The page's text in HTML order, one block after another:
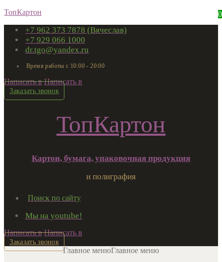
ТопКартон
+7 962 373 7878 (Вячеслав)
+7 929 066 1000
dr.tgo@yandex.ru
Время работы с 10:00 - 20:00
Написать в Написать в
Заказать звонок
ТопКартон
Картон, бумага, упаковочная продукция
и полиграфия
Поиск по сайту
Мы на youtube!
Написать в Написать в
Заказать звонок
Главное менюГлавное меню
0